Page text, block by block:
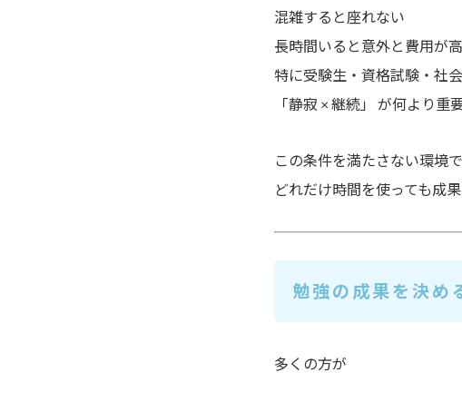
混雑すると座れない
長時間いると意外と費用が
特に受験生・資格試験・社
「静寂 × 継続」
が何より重要
この条件を満たさない環境で
どれだけ時間を使っても成
勉強の成果を決め
多くの方が